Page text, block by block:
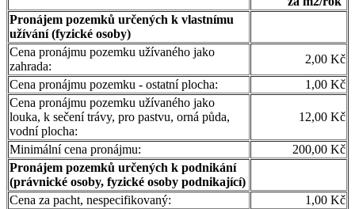
Pronájem pozemků určených k vlastnímu
užívání (fyzické osoby)
Cena pronájmu pozemku užívaného jako
zahrada:
2,00 Kč
Cena pronájmu pozemku - ostatní plocha:
1,00 Kč
Cena pronájmu pozemku užívaného jako
louka, k sečení trávy, pro pastvu, orná půda,
vodní plocha:
12,00 Kč
Minimální cena pronájmu:
200,00 Kč
Pronájem pozemků určených k podnikání
(právnické osoby, fyzické osoby podnikající)
Cena za pacht, nespecifikovaný:
1,00 Kč